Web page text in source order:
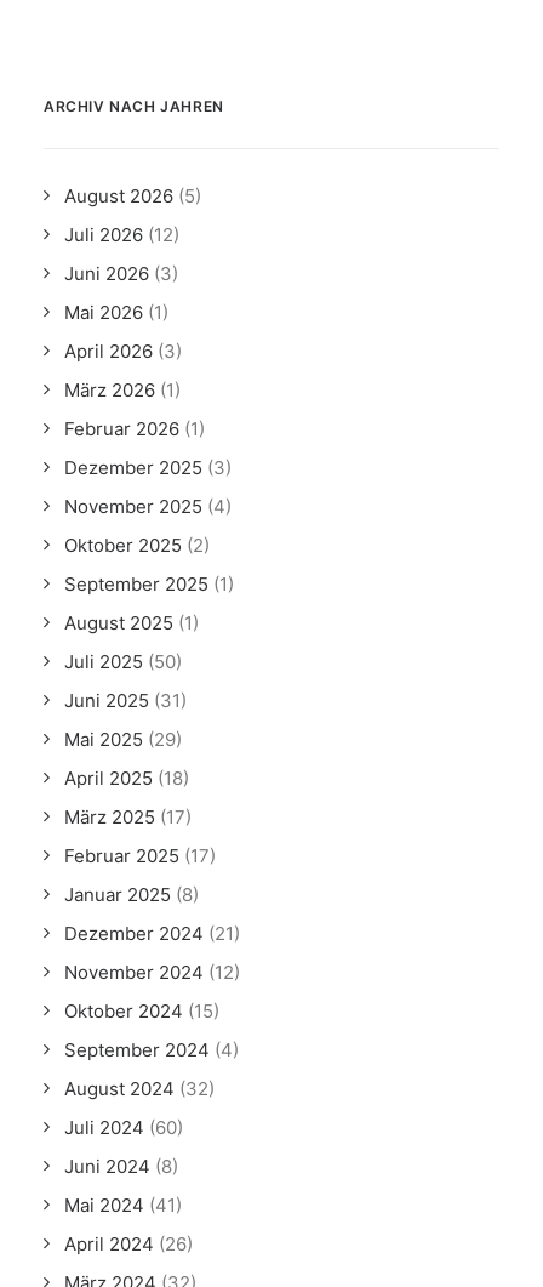
ARCHIV NACH JAHREN
August 2026 (5)
Juli 2026 (12)
Juni 2026 (3)
Mai 2026 (1)
April 2026 (3)
März 2026 (1)
Februar 2026 (1)
Dezember 2025 (3)
November 2025 (4)
Oktober 2025 (2)
September 2025 (1)
August 2025 (1)
Juli 2025 (50)
Juni 2025 (31)
Mai 2025 (29)
April 2025 (18)
März 2025 (17)
Februar 2025 (17)
Januar 2025 (8)
Dezember 2024 (21)
November 2024 (12)
Oktober 2024 (15)
September 2024 (4)
August 2024 (32)
Juli 2024 (60)
Juni 2024 (8)
Mai 2024 (41)
April 2024 (26)